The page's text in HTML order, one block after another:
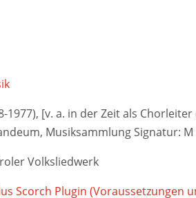
[v. a. in der Zeit als
Musiksammlung Signatur: M
Volksliedwerk
Scorch Plugin (Voraussetzungen